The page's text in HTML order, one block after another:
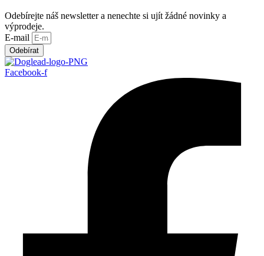
Odebírejte náš newsletter a nenechte si ujít žádné novinky a
výprodeje.
E-mail
Odebírat
Facebook-f